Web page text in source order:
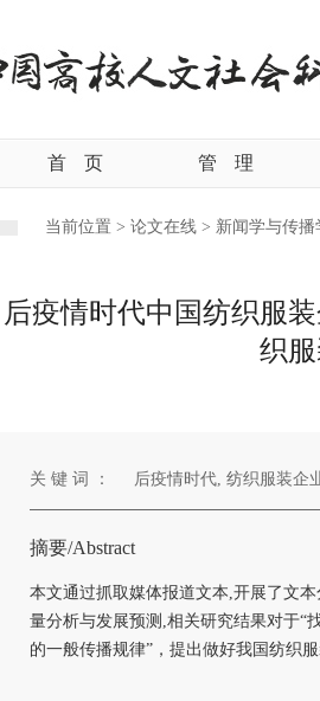
首 页 管 理
当前位置 > 论文在线 > 新闻学与传播
后疫情时代中国纺织服
织
关 键 词 ： 后疫情时代, 纺织服装企
摘要/Abstract
本文通过抓取媒体报道文本,开展了文
量分析与发展预测,相关研究结果对于“
的一般传播规律”，提出做好我国纺织